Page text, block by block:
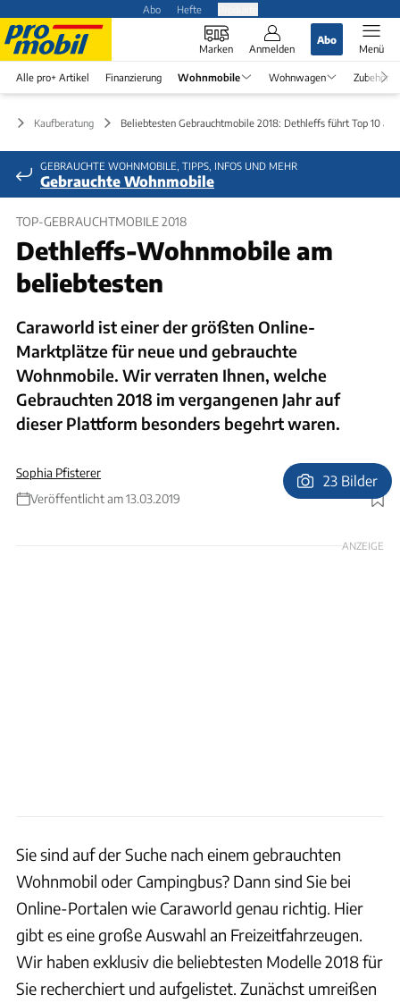
Abo Hefte
Marken Anmelden
Abo
Menü
Alle pro+ Artikel Finanzierung Wohnmobile Wohnwagen Zubehör
Kaufberatung Beliebtesten Gebrauchtmobile 2018: Dethleffs führt Top 10 an
GEBRAUCHTE WOHNMOBILE, TIPPS, INFOS UND MEHR
Gebrauchte Wohnmobile
TOP-GEBRAUCHTMOBILE 2018
Dethleffs-Wohnmobile am
beliebtesten
Caraworld ist einer der größten Online-
Marktplätze für neue und gebrauchte
Wohnmobile. Wir verraten Ihnen, welche
Gebrauchten 2018 im vergangenen Jahr auf
dieser Plattform besonders begehrt waren.
Sophia Pfisterer
Veröffentlicht am 13.03.2019
Foto: Uli Regenscheit, Jürgen Bartosch
23 Bilder
ANZEIGE
Sie sind auf der Suche nach einem gebrauchten
Wohnmobil oder Campingbus? Dann sind Sie bei
Online-Portalen wie Caraworld genau richtig. Hier
gibt es eine große Auswahl an Freizeitfahrzeugen.
Wir haben exklusiv die beliebtesten Modelle 2018 für
Sie recherchiert und aufgelistet. Zunächst umreißen